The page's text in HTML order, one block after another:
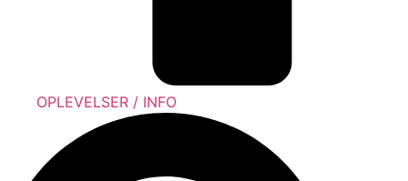
OPLEVELSER / INFO